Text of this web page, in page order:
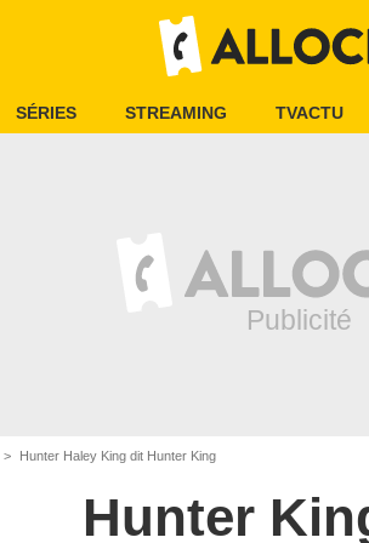
SÉRIES STREAMING TVACTU
Hunter Haley King dit Hunter King
Hunter